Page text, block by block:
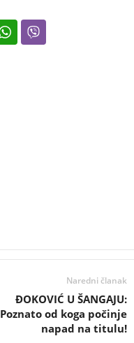
Naredni članak
ĐOKOVIĆ U ŠANGAJU:
Poznato od koga počinje
napad na titulu!